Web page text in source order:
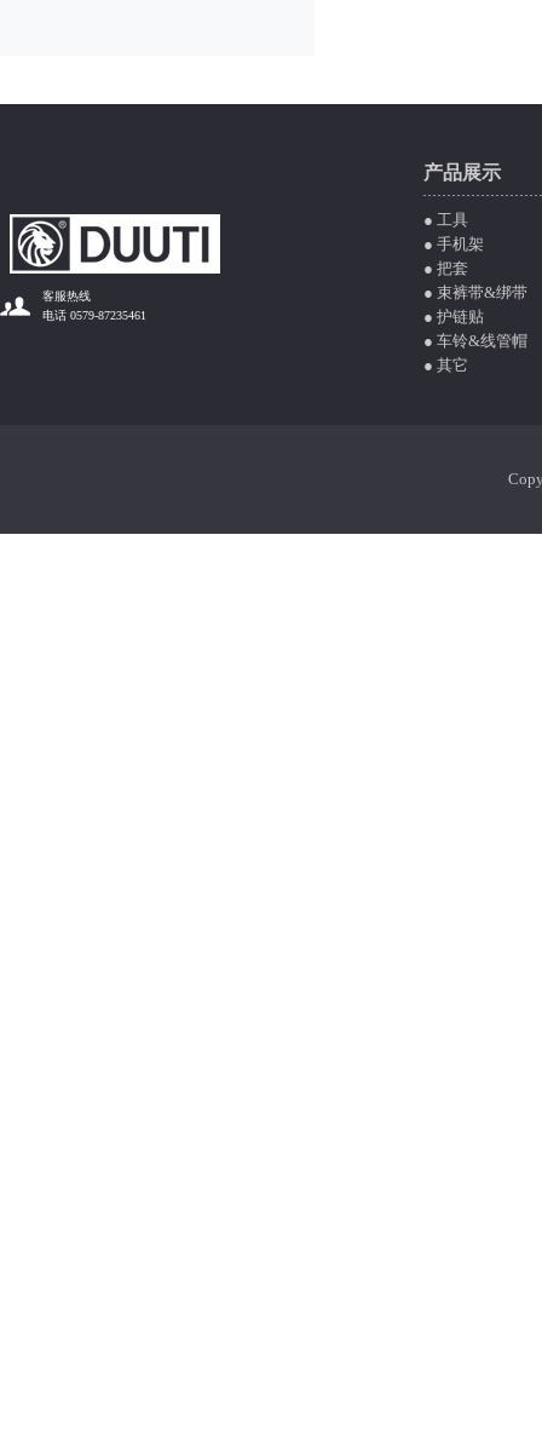
客服热线
电话 0579-87235461
产品展示
● 工具
● 手机架
● 把套
● 束裤带&绑带
● 护链贴
● 车铃&线管帽
● 其它